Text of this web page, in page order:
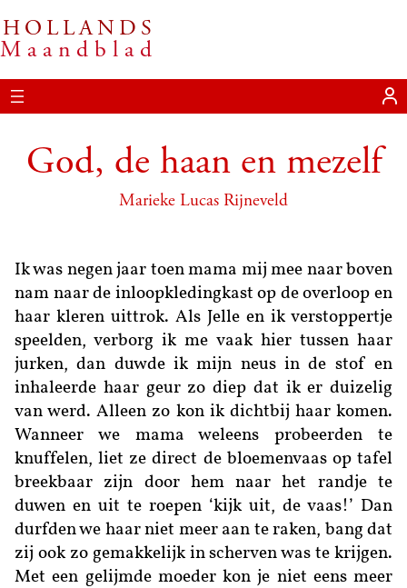
Ga
naar
de
inhoud
HOLLANDS
Maandblad
God, de haan en mezelf
Marieke Lucas Rijneveld
Ik was negen jaar toen mama mij mee naar boven
nam naar de inloopkledingkast op de overloop en
haar kleren uittrok. Als Jelle en ik verstoppertje
speelden, verborg ik me vaak hier tussen haar
jurken, dan duwde ik mijn neus in de stof en
inhaleerde haar geur zo diep dat ik er duizelig
van werd. Alleen zo kon ik dichtbij haar komen.
Wanneer we mama weleens probeerden te
knuffelen, liet ze direct de bloemenvaas op tafel
breekbaar zijn door hem naar het randje te
duwen en uit te roepen ‘kijk uit, de vaas!’ Dan
durfden we haar niet meer aan te raken, bang dat
zij ook zo gemakkelijk in scherven was te krijgen.
Met een gelijmde moeder kon je niet eens meer